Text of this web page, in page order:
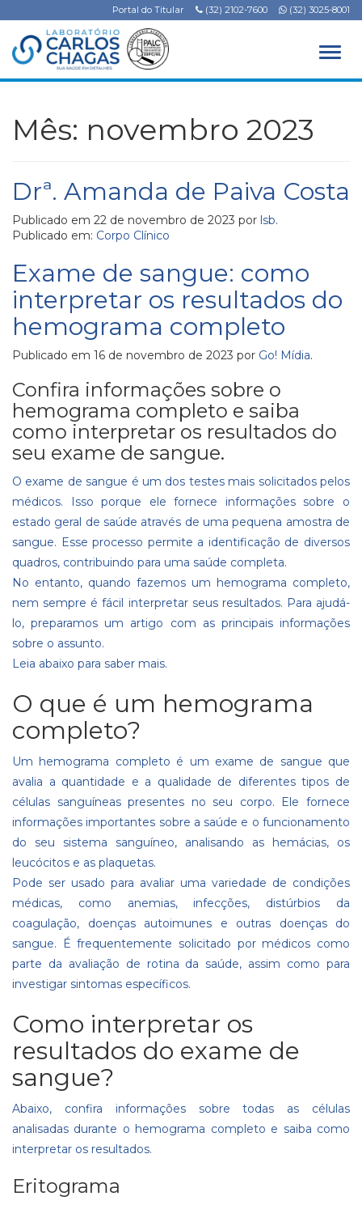
Portal do Titular (32) 2102-7600 (32) 3025-8001
Mês: novembro 2023
Drª. Amanda de Paiva Costa
Publicado em 22 de novembro de 2023 por lsb.
Publicado em: Corpo Clínico
Exame de sangue: como
interpretar os resultados do
hemograma completo
Publicado em 16 de novembro de 2023 por Go! Mídia.
Confira informações sobre o
hemograma completo e saiba
como interpretar os resultados do
seu exame de sangue.
O exame de sangue é um dos testes mais solicitados pelos
médicos. Isso porque ele fornece informações sobre o
estado geral de saúde através de uma pequena amostra de
sangue. Esse processo permite a identificação de diversos
quadros, contribuindo para uma saúde completa.
No entanto, quando fazemos um hemograma completo,
nem sempre é fácil interpretar seus resultados. Para ajudá-
lo, preparamos um artigo com as principais informações
sobre o assunto.
Leia abaixo para saber mais.
O que é um hemograma
completo?
Um hemograma completo é um exame de sangue que
avalia a quantidade e a qualidade de diferentes tipos de
células sanguíneas presentes no seu corpo. Ele fornece
informações importantes sobre a saúde e o funcionamento
do seu sistema sanguíneo, analisando as hemácias, os
leucócitos e as plaquetas.
Pode ser usado para avaliar uma variedade de condições
médicas, como anemias, infecções, distúrbios da
coagulação, doenças autoimunes e outras doenças do
sangue. É frequentemente solicitado por médicos como
parte da avaliação de rotina da saúde, assim como para
investigar sintomas específicos.
Como interpretar os
resultados do exame de
sangue?
Abaixo, confira informações sobre todas as células
analisadas durante o hemograma completo e saiba como
interpretar os resultados.
Eritograma